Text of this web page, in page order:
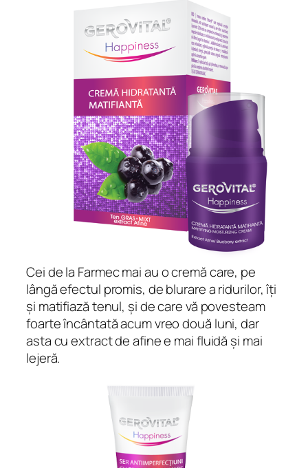
Cei de la Farmec mai au o cremă care, pe
lângă efectul promis, de blurare a ridurilor, îți
și matifiază tenul, și de care vă povesteam
foarte încântată acum vreo două luni, dar
asta cu extract de afine e mai fluidă și mai
lejeră.